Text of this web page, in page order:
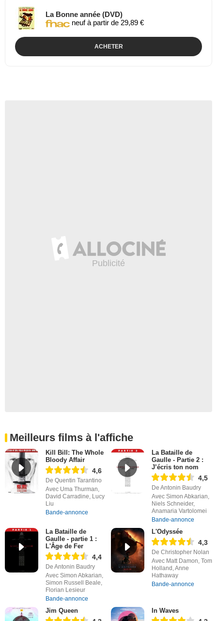
La Bonne année (DVD)
neuf à partir de 29,89 €
ACHETER
Meilleurs films à l'affiche
Kill Bill: The Whole
Bloody Affair
4,6
De Quentin Tarantino
Avec Uma Thurman,
David Carradine, Lucy
Liu
Bande-annonce
La Bataille de
Gaulle - Partie 2 :
J’écris ton nom
4,5
De Antonin Baudry
Avec Simon Abkarian,
Niels Schneider,
Anamaria Vartolomei
Bande-annonce
La Bataille de
Gaulle - partie 1 :
L'Âge de Fer
4,4
De Antonin Baudry
Avec Simon Abkarian,
Simon Russell Beale,
Florian Lesieur
Bande-annonce
L'Odyssée
4,3
De Christopher Nolan
Avec Matt Damon, Tom
Holland, Anne
Hathaway
Bande-annonce
Jim Queen In Waves